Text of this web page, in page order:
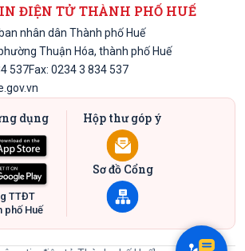
ĐIỆN TỬ THÀNH PHỐ HUẾ
nhân dân Thành phố Huế
Thuận Hóa, thành phố Huế
537Fax: 0234 3 834 537
dụng
TTĐT
phố Huế
Hộp thư góp ý
Sơ đồ Cổng